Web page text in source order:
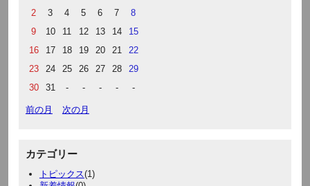
2
3 4 5 6 7
8
9
10 11 12 13 14
15
16
17 18 19 20 21
22
23
24 25 26 27 28
29
30
31 - - - - -
前の月 次の月
カテゴリー
トピックス(1)